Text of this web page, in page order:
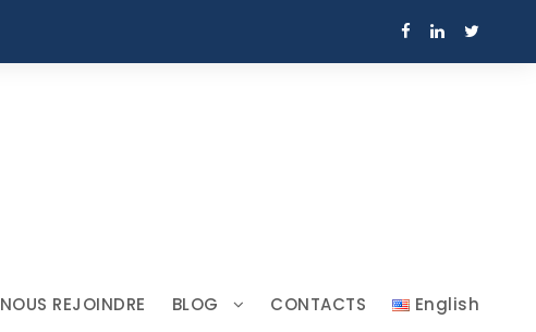
NOUS REJOINDRE BLOG CONTACTS English